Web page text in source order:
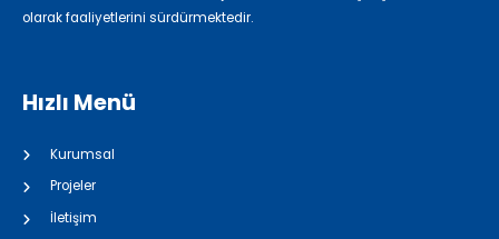
olarak faaliyetlerini sürdürmektedir.
Hızlı Menü
Kurumsal
Projeler
İletişim